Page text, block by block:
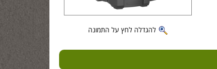
להגדלה לחץ על התמונה